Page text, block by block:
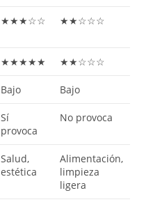
★★★☆☆ ★★☆☆☆
★★★★★ ★★☆☆☆
Bajo Bajo
Sí
provoca
No provoca
Salud,
estética
Alimentación,
limpieza
ligera